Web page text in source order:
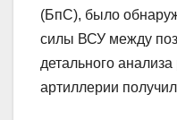
(БпС), было
силы ВСУ между
детального
артиллерии